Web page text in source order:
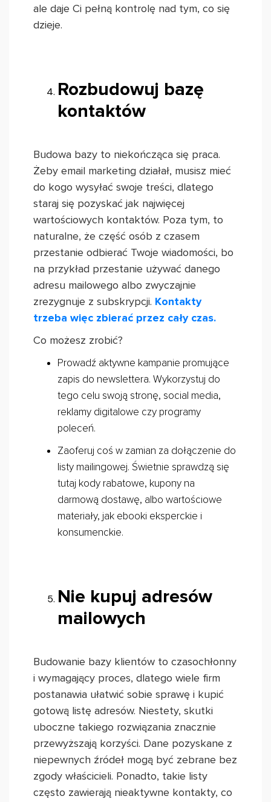
ale daje Ci pełną kontrolę nad tym, co się
dzieje.
Rozbudowuj bazę
kontaktów
Budowa bazy to niekończąca się praca.
Żeby email marketing działał, musisz mieć
do kogo wysyłać swoje treści, dlatego
staraj się pozyskać jak najwięcej
wartościowych kontaktów. Poza tym, to
naturalne, że część osób z czasem
przestanie odbierać Twoje wiadomości, bo
na przykład przestanie używać danego
adresu mailowego albo zwyczajnie
zrezygnuje z subskrypcji. Kontakty
trzeba więc zbierać przez cały czas.
Co możesz zrobić?
Prowadź aktywne kampanie promujące
zapis do newslettera. Wykorzystuj do
tego celu swoją stronę, social media,
reklamy digitalowe czy programy
poleceń.
Zaoferuj coś w zamian za dołączenie do
listy mailingowej. Świetnie sprawdzą się
tutaj kody rabatowe, kupony na
darmową dostawę, albo wartościowe
materiały, jak ebooki eksperckie i
konsumenckie.
Nie kupuj adresów
mailowych
Budowanie bazy klientów to czasochłonny
i wymagający proces, dlatego wiele firm
postanawia ułatwić sobie sprawę i kupić
gotową listę adresów. Niestety, skutki
uboczne takiego rozwiązania znacznie
przewyższają korzyści. Dane pozyskane z
niepewnych źródeł mogą być zebrane bez
zgody właścicieli. Ponadto, takie listy
często zawierają nieaktywne kontakty, co